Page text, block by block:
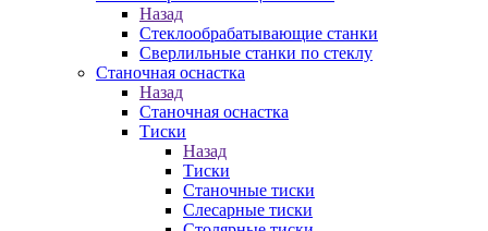
Назад
Стеклообрабатывающие станки
Сверлильные станки по стеклу
Станочная оснастка
Назад
Станочная оснастка
Тиски
Назад
Тиски
Станочные тиски
Слесарные тиски